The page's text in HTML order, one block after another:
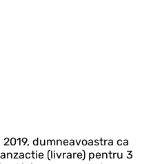
dumneavoastra ca
(livrare) pentru 3